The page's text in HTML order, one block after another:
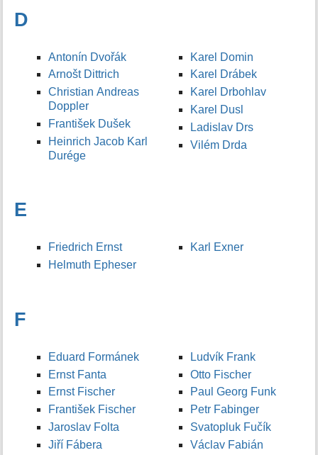
D
Antonín Dvořák
Arnošt Dittrich
Christian Andreas
Doppler
František Dušek
Heinrich Jacob Karl
Durége
Karel Domin
Karel Drábek
Karel Drbohlav
Karel Dusl
Ladislav Drs
Vilém Drda
E
Friedrich Ernst
Helmuth Epheser
Karl Exner
F
Eduard Formánek
Ernst Fanta
Ernst Fischer
František Fischer
Jaroslav Folta
Jiří Fábera
Ludvík Frank
Otto Fischer
Paul Georg Funk
Petr Fabinger
Svatopluk Fučík
Václav Fabián